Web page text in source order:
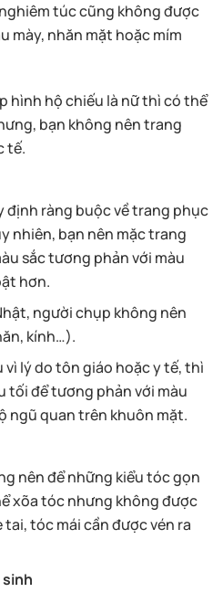
túc cũng không được
mày, nhăn mặt hoặc mím
hình hộ chiếu là nữ thì có thể
bạn không nên trang
tế.
định ràng buộc về trang phục
nhiên, bạn nên mặc trang
sắc tương phản với màu
hơn.
người chụp không nên
kính…).
vì lý do tôn giáo hoặc y tế, thì
tối để tương phản với màu
ngũ quan trên khuôn mặt.
nên để những kiểu tóc gọn
xõa tóc nhưng không được
tóc mái cần được vén ra